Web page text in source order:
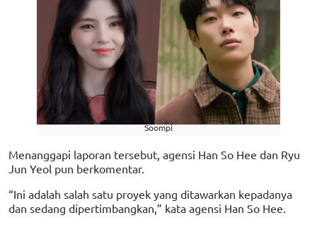
Soompi
Menanggapi laporan tersebut, agensi Han So Hee dan Ryu
Jun Yeol pun berkomentar.
“Ini adalah salah satu proyek yang ditawarkan kepadanya
dan sedang dipertimbangkan,” kata agensi Han So Hee.